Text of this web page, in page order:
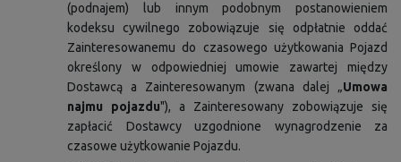
(podnajem) lub innym podobnym postanowieniem
kodeksu cywilnego zobowiązuje się odpłatnie oddać
Zainteresowanemu do czasowego użytkowania Pojazd
określony w odpowiedniej umowie zawartej między
Dostawcą a Zainteresowanym (zwana dalej „Umowa
najmu pojazdu"), a Zainteresowany zobowiązuje się
zapłacić Dostawcy uzgodnione wynagrodzenie za
czasowe użytkowanie Pojazdu.